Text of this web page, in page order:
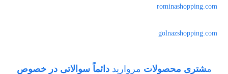
rominashopping.com
golnazshopping.com
مشتری محصولات مرواریددائماً سوالاتی در خصوص